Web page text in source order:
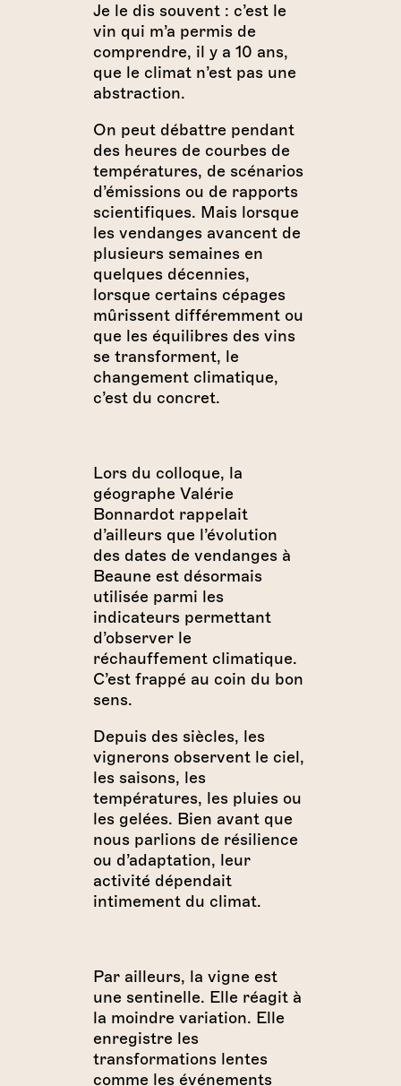
Je le dis souvent : c’est le
vin qui m’a permis de
comprendre, il y a 10 ans,
que le climat n’est pas une
abstraction.
On peut débattre pendant
des heures de courbes de
températures, de scénarios
d’émissions ou de rapports
scientifiques. Mais lorsque
les vendanges avancent de
plusieurs semaines en
quelques décennies,
lorsque certains cépages
mûrissent différemment ou
que les équilibres des vins
se transforment, le
changement climatique,
c’est du concret.
Lors du colloque, la
géographe Valérie
Bonnardot rappelait
d’ailleurs que l’évolution
des dates de vendanges à
Beaune est désormais
utilisée parmi les
indicateurs permettant
d’observer le
réchauffement climatique.
C’est frappé au coin du bon
sens.
Depuis des siècles, les
vignerons observent le ciel,
les saisons, les
températures, les pluies ou
les gelées. Bien avant que
nous parlions de résilience
ou d’adaptation, leur
activité dépendait
intimement du climat.
Par ailleurs, la vigne est
une sentinelle. Elle réagit à
la moindre variation. Elle
enregistre les
transformations lentes
comme les événements